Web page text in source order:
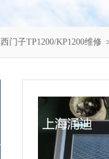
西门子TP1200/KP1200维修